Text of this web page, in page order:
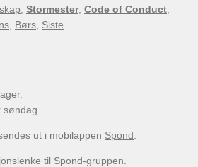
Stormester, Code of Conduct
Børs Siste
søndag
ut i mobilappen Spond
til Spond-gruppen.